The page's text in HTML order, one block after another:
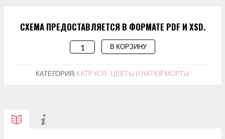
СХЕМА ПРЕДОСТАВЛЯЕТСЯ В ФОРМАТЕ PDF И XSD.
КОЛИЧЕСТВО
СХЕМА
ДЛЯ
В КОРЗИНУ
КАТЕГОРИЯ:КАТРУСЯ - ЦВЕТЫ И НАТЮРМОРТЫ